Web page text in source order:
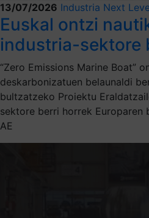
13/07/2026 Industria Next
Euskal ontzi
industria-sektore
“Zero Emissions Marine Boat”
deskarbonizatuen belaunaldi
bultzatzeko Proiektu
sektore berri horrek Europaren
AE